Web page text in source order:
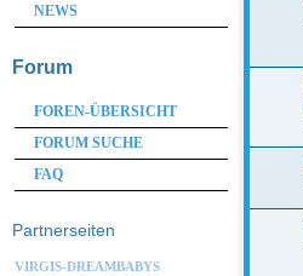
NEWS
Forum
FOREN-ÜBERSICHT
FORUM SUCHE
FAQ
Partnerseiten
VIRGIS-DREAMBABYS